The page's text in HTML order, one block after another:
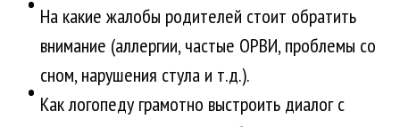
На какие жалобы родителей стоит обратить
внимание (аллергии, частые ОРВИ, проблемы со
сном, нарушения стула и т.д.).
Как логопеду грамотно выстроить диалог с